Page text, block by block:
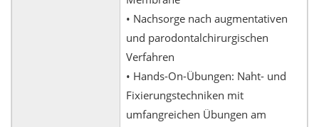
• Nachsorge nach augmentativen
und parodontalchirurgischen
Verfahren
• Hands-On-Übungen: Naht- und
Fixierungstechniken mit
umfangreichen Übungen am